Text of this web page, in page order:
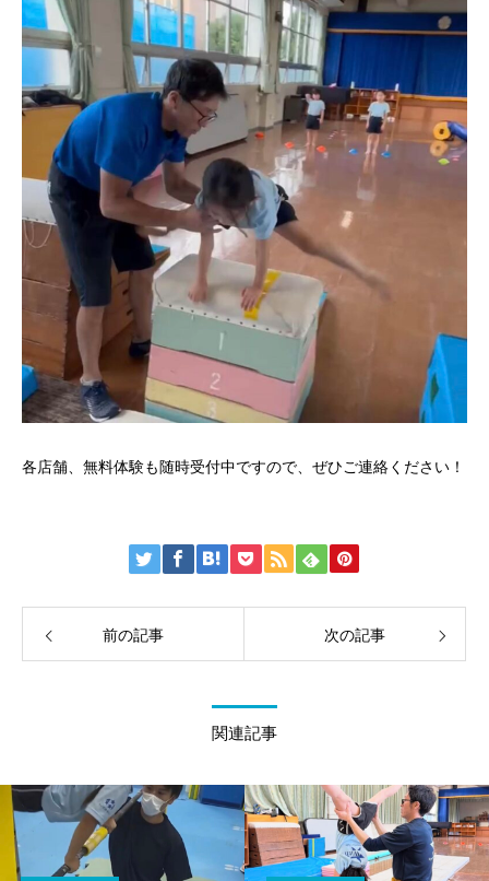
各店舗、無料体験も随時受付中ですので、ぜひご連絡ください！
前の記事 次の記事
関連記事